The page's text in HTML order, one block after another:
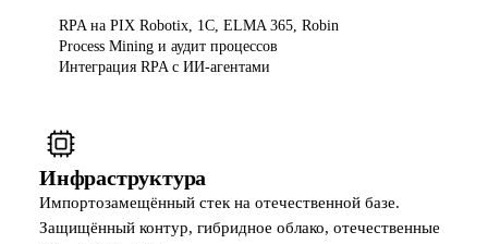
RPA на PIX Robotix, 1С, ELMA 365, Robin
Process Mining и аудит процессов
Интеграция RPA с ИИ-агентами
Инфраструктура
Импортозамещённый стек на отечественной базе.
Защищённый контур, гибридное облако, отечественные